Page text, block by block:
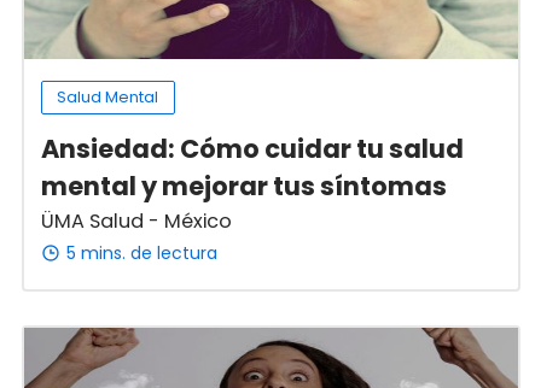
Salud Mental
Ansiedad: Cómo cuidar tu salud
mental y mejorar tus síntomas
ÜMA Salud - México
5 mins. de lectura